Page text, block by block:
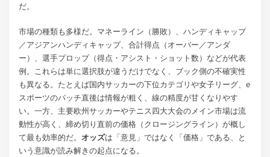
だ。
市場の種類も多様だ。マネーライン（勝敗）、ハンディキャップ
／アジアンハンディキャップ、合計得点（オーバー／アンダ
ー）、選手プロップ（得点・アシスト・ショット数）などが代表
例。これらは単に選択肢が違うだけでなく、ブック側の不確実性
も異なる。たとえば国内サッカーの下位カテゴリや女子リーグ、e
スポーツのパッチ直後は情報が粗く、線の精度が甘くなりやす
い。一方、主要欧州サッカーやテニス四大大会のメイン市場は流
動性が高く、締め切り直前の価格（クロージングライン）が概し
て最も効率的だ。 オッズは「意見」ではなく「価格」である、と
いう意識が読み解きの起点になる。